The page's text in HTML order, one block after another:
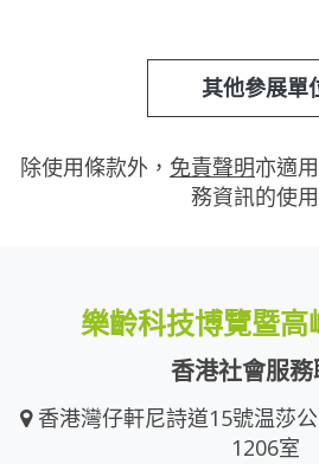
其他參展單
除使用條款外， 免責聲明亦適
務資訊的使用
樂齡科技博覽暨高
香港社會服
香港灣仔軒尼詩道15號温莎
1206室